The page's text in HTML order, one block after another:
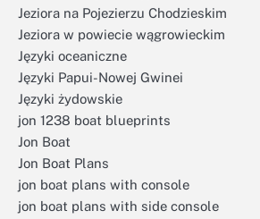
Jeziora na Pojezierzu Chodzieskim
Jeziora w powiecie wągrowieckim
Języki oceaniczne
Języki Papui-Nowej Gwinei
Języki żydowskie
jon 1238 boat blueprints
Jon Boat
Jon Boat Plans
jon boat plans with console
jon boat plans with side console